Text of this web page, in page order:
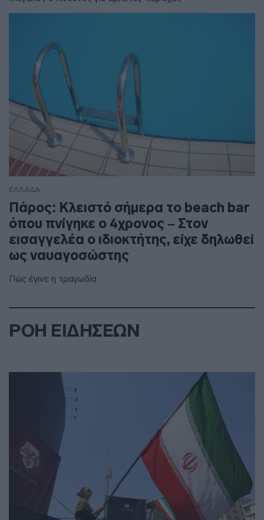
ΕΛΛΑΔΑ
Πάρος: Κλειστό σήμερα το beach bar
όπου πνίγηκε ο 4χρονος – Στον
εισαγγελέα ο ιδιοκτήτης, είχε δηλωθεί
ως ναυαγοσώστης
Πώς έγινε η τραγωδία
ΡΟΗ ΕΙΔΗΣΕΩΝ